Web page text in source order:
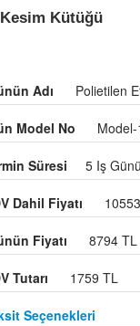
Kütüğü
Adı Polietilen
Model No
Süresi 5 Iş Günü
Dahil Fiyatı
Fiyatı 8794 TL
Tutarı 1759 TL
Seçenekleri